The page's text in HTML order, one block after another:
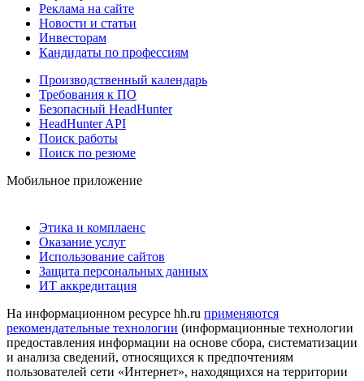
Реклама на сайте
Новости и статьи
Инвесторам
Кандидаты по профессиям
Производственный календарь
Требования к ПО
Безопасный HeadHunter
HeadHunter API
Поиск работы
Поиск по резюме
Мобильное приложение
Этика и комплаенс
Оказание услуг
Использование сайтов
Защита персональных данных
ИТ аккредитация
На информационном ресурсе hh.ru применяются
рекомендательные технологии (информационные технологии
предоставления информации на основе сбора, систематизации
и анализа сведений, относящихся к предпочтениям
пользователей сети «Интернет», находящихся на территории